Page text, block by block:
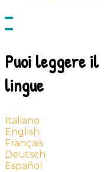
Show
side
Hide
Puoi leggere
lingue
Italiano
English
Français
Deutsch
Español